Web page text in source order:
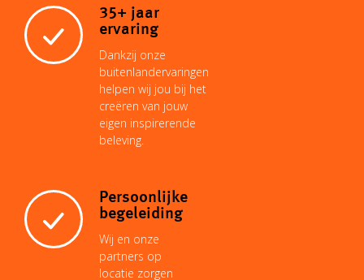
n p
p
35+ jaar
ervaring
Dankzij onze
buitenlandervaringen
helpen wij jou bij het
creëren van jouw
eigen inspirerende
beleving.
Persoonlijke
begeleiding
Wij en onze
partners op
locatie zorgen